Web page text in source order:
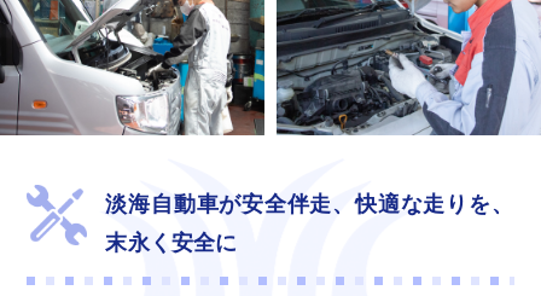
淡海自動車が安全伴走、快適な走りを、
末永く安全に